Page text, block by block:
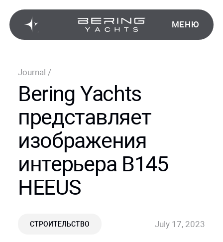
МЕНЮ
Journal /
Bering Yachts
представляет
изображения
интерьера B145
HEEUS
СТРОИТЕЛЬСТВО July 17, 2023